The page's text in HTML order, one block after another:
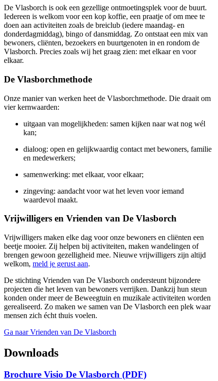
De Vlasborch is ook een gezellige ontmoetingsplek voor de buurt.
Iedereen is welkom voor een kop koffie, een praatje of om mee te
doen aan activiteiten zoals de breiclub (iedere maandag- en
donderdagmiddag), bingo of dansmiddag. Zo ontstaat een mix van
bewoners, cliënten, bezoekers en buurtgenoten in en rondom de
Vlasborch. Precies zoals wij het graag zien: met elkaar en voor
elkaar.
De Vlasborchmethode
Onze manier van werken heet de Vlasborchmethode. Die draait om
vier kernwaarden:
uitgaan van mogelijkheden: samen kijken naar wat nog wél
kan;
dialoog: open en gelijkwaardig contact met bewoners, familie
en medewerkers;
samenwerking: met elkaar, voor elkaar;
zingeving: aandacht voor wat het leven voor iemand
waardevol maakt.
Vrijwilligers en Vrienden van De Vlasborch
Vrijwilligers maken elke dag voor onze bewoners en cliënten een
beetje mooier. Zij helpen bij activiteiten, maken wandelingen of
brengen gewoon gezelligheid mee. Nieuwe vrijwilligers zijn altijd
welkom, meld je gerust aan.
De stichting Vrienden van De Vlasborch ondersteunt bijzondere
projecten die het leven van bewoners verrijken. Dankzij hun steun
konden onder meer de Beweegtuin en muzikale activiteiten worden
gerealiseerd. Zo maken we samen van De Vlasborch een plek waar
mensen zich écht thuis voelen.
Ga naar Vrienden van De Vlasborch
Downloads
Brochure Visio De Vlasborch (PDF)